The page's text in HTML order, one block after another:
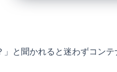
と聞かれると迷わずコンテ